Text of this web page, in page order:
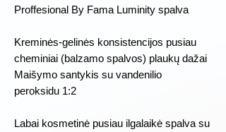
Proffesional By Fama Luminity spalva
Kreminės-gelinės konsistencijos pusiau
cheminiai (balzamo spalvos) plaukų dažai
Maišymo santykis su vandenilio
peroksidu 1:2
Labai kosmetinė pusiau ilgalaikė spalva su